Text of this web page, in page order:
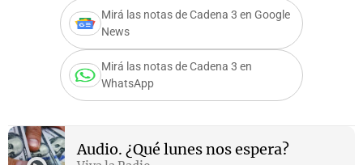
Mirá las notas de Cadena 3 en Google
News
Mirá las notas de Cadena 3 en
WhatsApp
Audio. ¿Qué lunes nos espera?
Notas